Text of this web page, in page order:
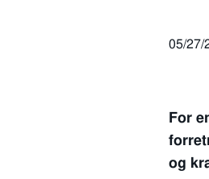
05/27/
For
og